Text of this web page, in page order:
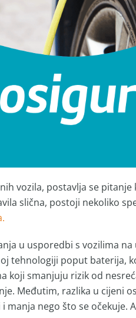
vozila, postavlja se
slična, postoji nekoliko
u usporedbi s vozilima
tehnologiji poput baterija,
koji smanjuju rizik od
Međutim, razlika u cijeni
manja nego što se